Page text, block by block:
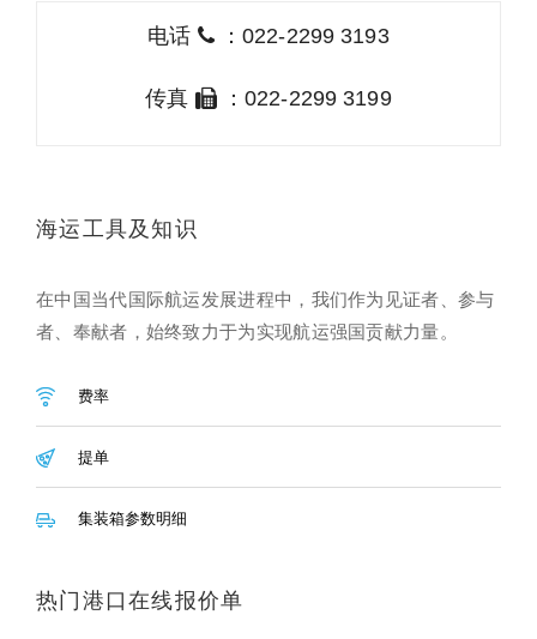
电话 ：022-2299 3193
传真 ：022-2299 3199
海运工具及知识
在中国当代国际航运发展进程中，我们作为见证者、参与
者、奉献者，始终致力于为实现航运强国贡献力量。
费率
提单
集装箱参数明细
热门港口在线报价单